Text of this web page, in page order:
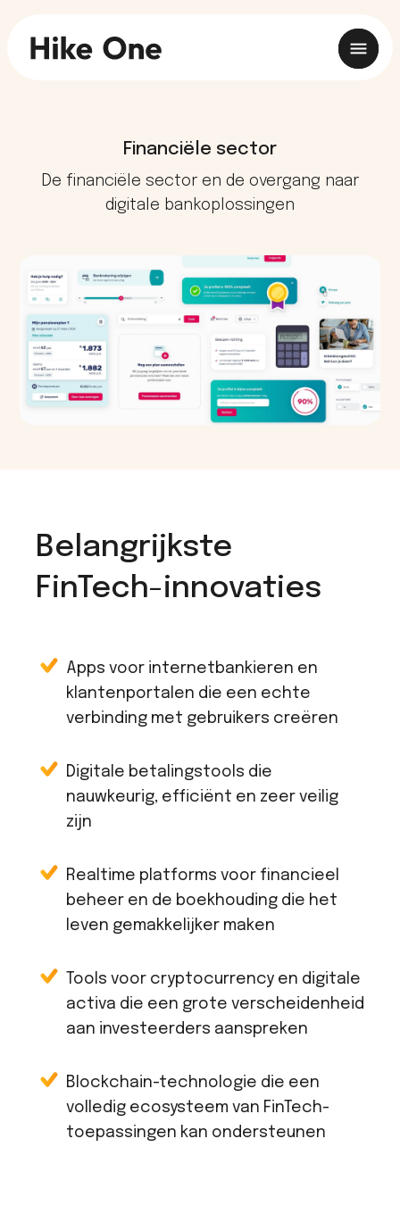
Financiële sector
De financiële sector en de overgang naar
digitale bankoplossingen
Belangrijkste
FinTech-innovaties
Apps voor internetbankieren en
klantenportalen die een echte
verbinding met gebruikers creëren
Digitale betalingstools die
nauwkeurig, efficiënt en zeer veilig
zijn
Realtime platforms voor financieel
beheer en de boekhouding die het
leven gemakkelijker maken
Tools voor cryptocurrency en digitale
activa die een grote verscheidenheid
aan investeerders aanspreken
Blockchain-technologie die een
volledig ecosysteem van FinTech-
toepassingen kan ondersteunen